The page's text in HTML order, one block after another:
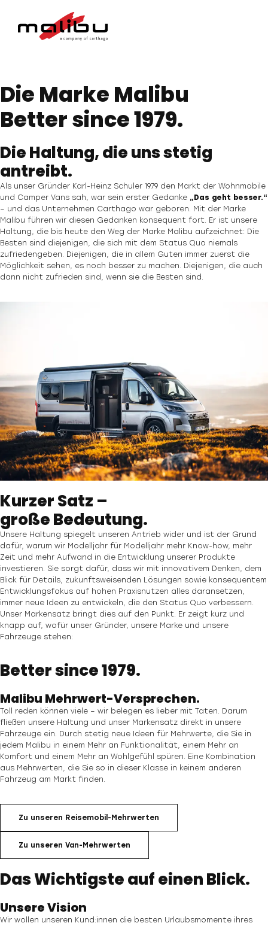
Die Marke Malibu
Better since 1979.
Die Haltung, die uns stetig
antreibt.
Als unser Gründer Karl-Heinz Schuler 1979 den Markt der Wohnmobile
und Camper Vans sah, war sein erster Gedanke „Das geht besser.“
– und das Unternehmen Carthago war geboren. Mit der Marke
Malibu führen wir diesen Gedanken konsequent fort. Er ist unsere
Haltung, die bis heute den Weg der Marke Malibu aufzeichnet: Die
Besten sind diejenigen, die sich mit dem Status Quo niemals
zufriedengeben. Diejenigen, die in allem Guten immer zuerst die
Möglichkeit sehen, es noch besser zu machen. Diejenigen, die auch
dann nicht zufrieden sind, wenn sie die Besten sind.
Kurzer Satz –
große Bedeutung.
Unsere Haltung spiegelt unseren Antrieb wider und ist der Grund
dafür, warum wir Modelljahr für Modelljahr mehr Know-how, mehr
Zeit und mehr Aufwand in die Entwicklung unserer Produkte
investieren. Sie sorgt dafür, dass wir mit innovativem Denken, dem
Blick für Details, zukunftsweisenden Lösungen sowie konsequentem
Entwicklungsfokus auf hohen Praxisnutzen alles daransetzen,
immer neue Ideen zu entwickeln, die den Status Quo verbessern.
Unser Markensatz bringt dies auf den Punkt. Er zeigt kurz und
knapp auf, wofür unser Gründer, unsere Marke und unsere
Fahrzeuge stehen:
Better since 1979.
Malibu Mehrwert-Versprechen.
Toll reden können viele – wir belegen es lieber mit Taten. Darum
fließen unsere Haltung und unser Markensatz direkt in unsere
Fahrzeuge ein. Durch stetig neue Ideen für Mehrwerte, die Sie in
jedem Malibu in einem Mehr an Funktionalität, einem Mehr an
Komfort und einem Mehr an Wohlgefühl spüren. Eine Kombination
aus Mehrwerten, die Sie so in dieser Klasse in keinem anderen
Fahrzeug am Markt finden.
Zu unseren Reisemobil-Mehrwerten
Zu unseren Van-Mehrwerten
Das Wichtigste auf einen Blick.
Unsere Vision
Wir wollen unseren Kund:innen die besten Urlaubsmomente ihres